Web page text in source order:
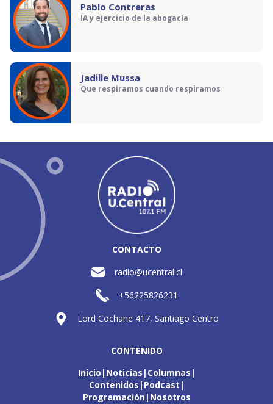
Pablo Contreras
IA y ejercicio de la abogacía
Jadille Mussa
Que respiramos cuando respiramos
CONTACTO
radio@ucentral.cl
+56225826231
Lord Cochane 417, Santiago Centro
CONTENIDO
Inicio Noticias Columnas
Contenidos Podcast
Programación Nosotros